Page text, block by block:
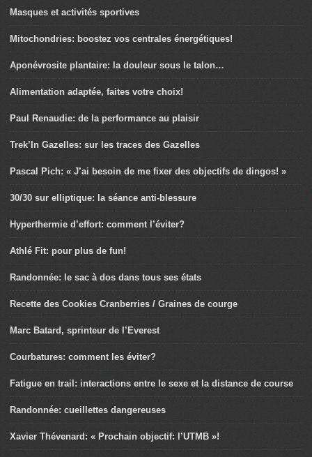
Masques et activités sportives
Mitochondries: boostez vos centrales énergétiques!
Aponévrosite plantaire: la douleur sous le talon…
Alimentation adaptée, faites votre choix!
Paul Renaudie: de la performance au plaisir
Trek’In Gazelles: sur les traces des Gazelles
Pascal Pich: « J’ai besoin de me fixer des objectifs de dingos! »
30/30 sur elliptique: la séance anti-blessure
Hyperthermie d’effort: comment l’éviter?
Athlé Fit: pour plus de fun!
Randonnée: le sac à dos dans tous ses états
Recette des Cookies Cranberries / Graines de courge
Marc Batard, sprinteur de l’Everest
Courbatures: comment les éviter?
Fatigue en trail: interactions entre le sexe et la distance de course
Randonnée: cueillettes dangereuses
Xavier Thévenard: « Prochain objectif: l’UTMB »!